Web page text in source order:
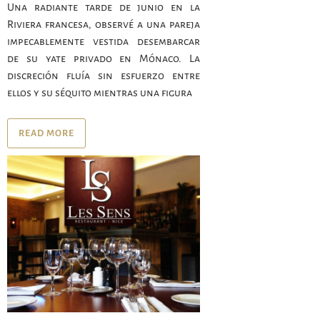
Una radiante tarde de junio en la
Riviera francesa, observé a una pareja
impecablemente vestida desembarcar
de su yate privado en Mónaco. La
discreción fluía sin esfuerzo entre
ellos y su séquito mientras una figura
READ MORE